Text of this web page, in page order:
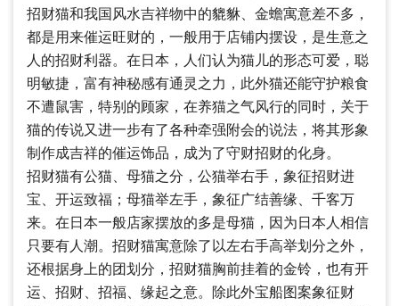
招财猫和我国风水吉祥物中的貔貅、金蟾寓意差不多，
都是用来催运旺财的，一般用于店铺内摆设，是生意之
人的招财利器。在日本，人们认为猫儿的形态可爱，聪
明敏捷，富有神秘感有通灵之力，此外猫还能守护粮食
不遭鼠害，特别的顾家，在养猫之气风行的同时，关于
猫的传说又进一步有了各种牵强附会的说法，将其形象
制作成吉祥的催运饰品，成为了守财招财的化身。
招财猫有公猫、母猫之分，公猫举右手，象征招财进
宝、开运致福；母猫举左手，象征广结善缘、千客万
来。在日本一般店家摆放的多是母猫，因为日本人相信
只要有人潮。招财猫寓意除了以左右手高举划分之外，
还根据身上的团划分，招财猫胸前挂着的金铃，也有开
运、招财、招福、缘起之意。除此外宝船图案象征财